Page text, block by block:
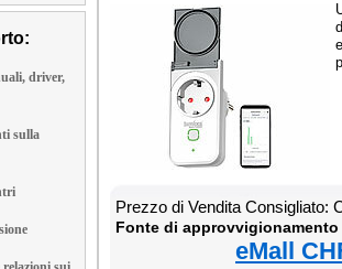
driver,
sulla
Prezzo di Vendita Consigliato:
Fonte di
eMall